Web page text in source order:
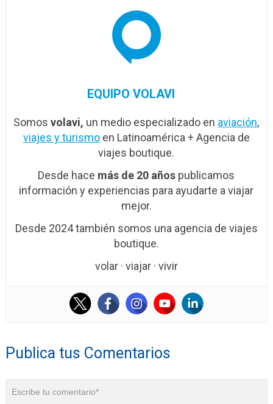
EQUIPO VOLAVI
Somosvolavi, un medio especializado en aviación,
viajes y turismoen Latinoamérica + Agencia de
viajes boutique.
Desde hace más de 20 años publicamos
información y experiencias para ayudarte a viajar
mejor.
Desde 2024 también somos una agencia de viajes
boutique.
volar · viajar · vivir
Publica tus Comentarios